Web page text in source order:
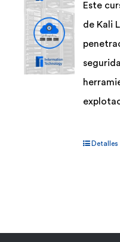
Este
de Kali
Detalles